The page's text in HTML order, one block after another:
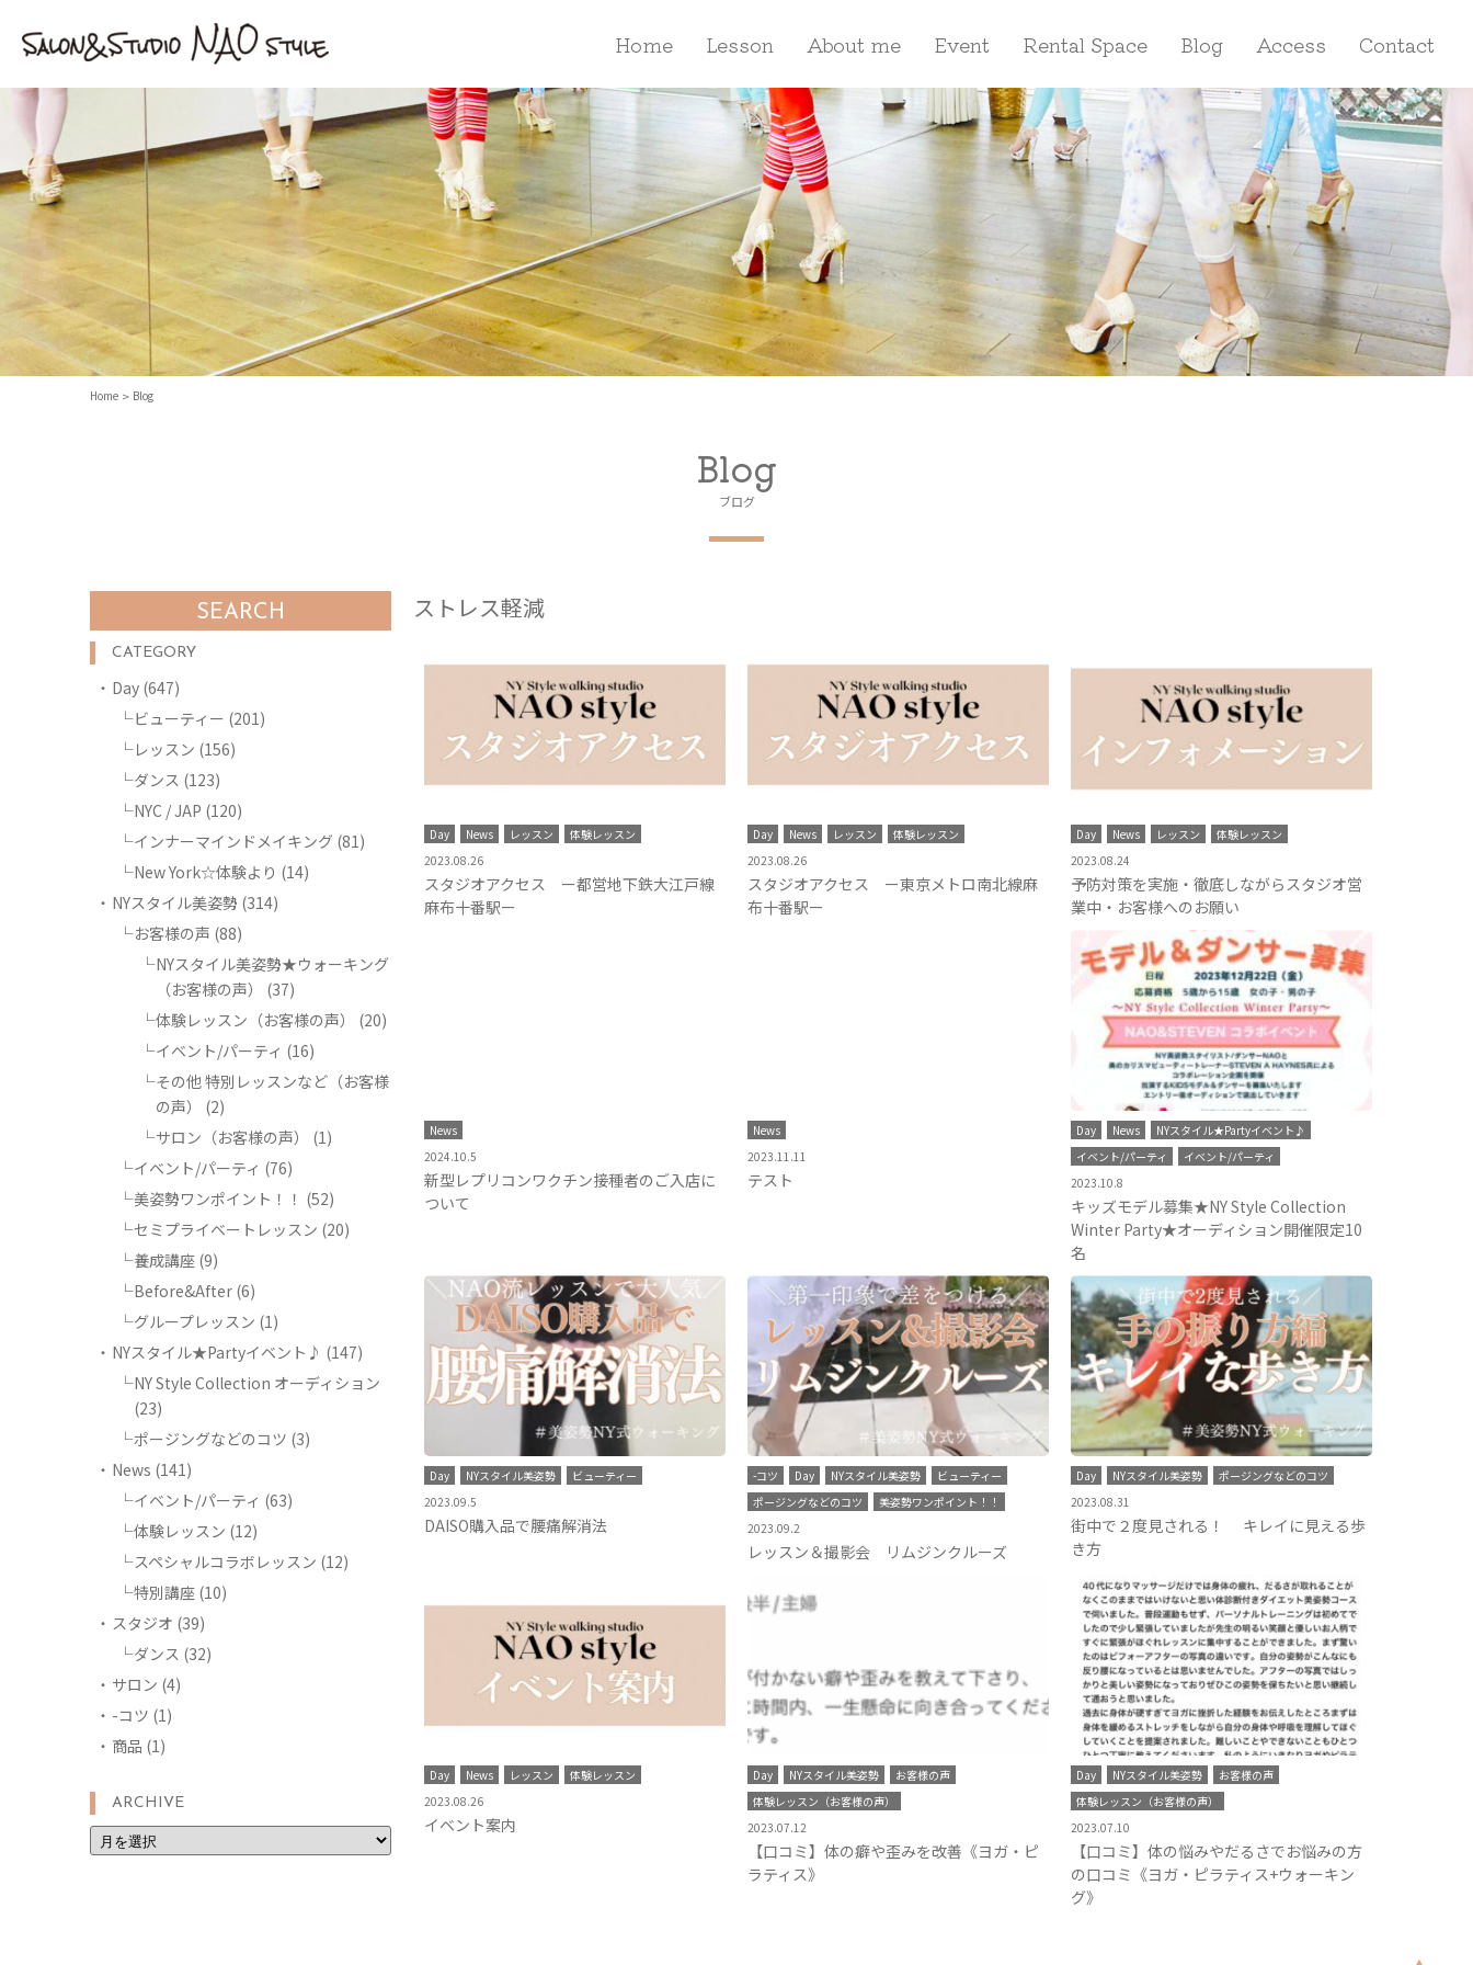
Home Lesson About me Event Rental Space Blog Access Contact
Home Blog
Blog
ブログ
SEARCH
CATEGORY
Day (647)
ビューティー (201)
レッスン (156)
ダンス (123)
NYC / JAP (120)
インナーマインドメイキング (81)
New York☆体験より (14)
NYスタイル美姿勢 (314)
お客様の声 (88)
NYスタイル美姿勢★ウォーキング
（お客様の声）
(37)
体験レッスン（お客様の声）
(20)
イベント/パーティ (16)
その他 特別レッスンなど（お客様
の声）
(2)
サロン（お客様の声）
(1)
イベント/パーティ (76)
美姿勢ワンポイント！！ (52)
セミプライベートレッスン (20)
養成講座 (9)
Before&After (6)
グループレッスン (1)
NYスタイル★Partyイベント♪ (147)
NY Style Collection オーディション
(23)
ポージングなどのコツ (3)
News (141)
イベント/パーティ (63)
体験レッスン (12)
スペシャルコラボレッスン (12)
特別講座 (10)
スタジオ (39)
ダンス (32)
サロン (4)
-コツ (1)
商品 (1)
ARCHIVE
ストレス軽減
Day News レッスン
体験レッスン
2023.08.26
スタジオアクセス ー都営地下鉄大江戸線
麻布十番駅ー
Day News レッスン
体験レッスン
2023.08.26
スタジオアクセス ー東京メトロ南北線麻
布十番駅ー
Day News レッスン
体験レッスン
2023.08.24
予防対策を実施・徹底しながらスタジオ営
業中・お客様へのお願い
News
2024.10.5
新型レプリコンワクチン接種者のご入店に
ついて
News
2023.11.11
テスト
Day News
NYスタイル★Partyイベント♪
イベント/パーティ
イベント/パーティ
2023.10.8
キッズモデル募集★NY Style Collection
Winter Party★オーディション開催限定10
名
Day NYスタイル美姿勢
ビューティー
2023.09.5
DAISO購入品で腰痛解消法
-コツ Day NYスタイル美姿勢
ビューティー
ポージングなどのコツ
美姿勢ワンポイント！！
2023.09.2
レッスン＆撮影会 リムジンクルーズ
Day NYスタイル美姿勢
ポージングなどのコツ
2023.08.31
街中で２度見される！ キレイに見える歩
き方
Day News レッスン
体験レッスン
2023.08.26
イベント案内
Day NYスタイル美姿勢
お客様の声
体験レッスン（お客様の声）
2023.07.12
【口コミ】体の癖や歪みを改善《ヨガ・ピ
ラティス》
Day NYスタイル美姿勢
お客様の声
体験レッスン（お客様の声）
2023.07.10
【口コミ】体の悩みやだるさでお悩みの方
の口コミ《ヨガ・ピラティス+ウォーキン
グ》